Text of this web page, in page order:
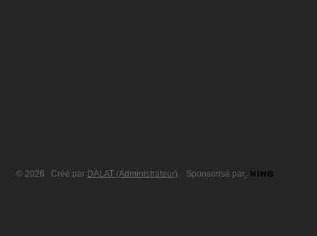
© 2026 Créé par DALAT (Administrateur). Sponsorisé par